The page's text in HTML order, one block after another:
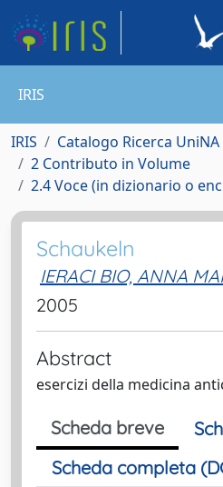
IRIS
IRIS
Catalogo Ricerca UniNA
2 Contributo in Volume
2.4 Voce (in dizionario o
Schaukeln
IERACI BIO, ANNA
2005
Abstract
esercizi della medicina
Scheda breve
Scheda completa